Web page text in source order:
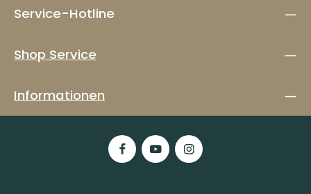
Service-Hotline
Shop Service
Informationen